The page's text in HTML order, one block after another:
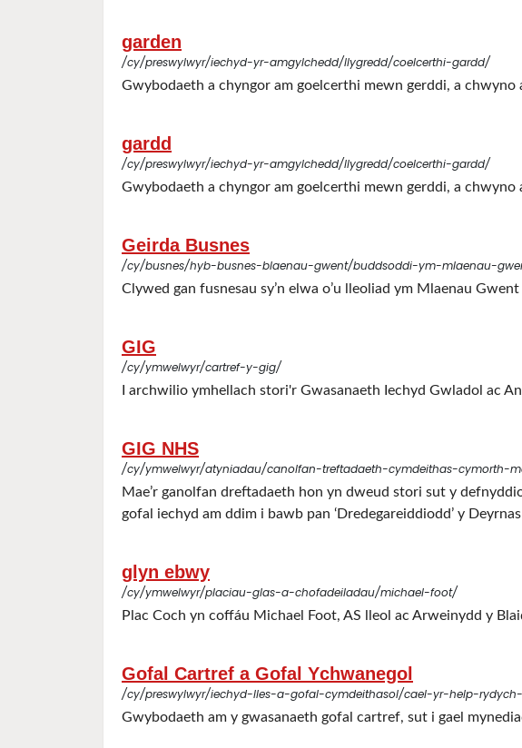
garden
/cy/preswylwyr/iechyd-yr-amgylchedd/llygredd/coelcerthi-gardd/
Gwybodaeth a chyngor am goelcerthi mewn gerddi, a chwyno
gardd
/cy/preswylwyr/iechyd-yr-amgylchedd/llygredd/coelcerthi-gardd/
Gwybodaeth a chyngor am goelcerthi mewn gerddi, a chwyno
Geirda Busnes
/cy/busnes/hyb-busnes-blaenau-gwent/buddsoddi-ym-mlaenau-
Clywed gan fusnesau sy’n elwa o’u lleoliad ym Mlaenau Gwent
GIG
/cy/ymwelwyr/cartref-y-gig/
I archwilio ymhellach stori'r Gwasanaeth Iechyd Gwladol ac
GIG NHS
/cy/ymwelwyr/atyniadau/canolfan-treftadaeth-cymdeithas-cymorth-
Mae’r ganolfan dreftadaeth hon yn dweud stori sut y
gofal iechyd am ddim i bawb pan ‘Dredegareiddiodd’ y
glyn ebwy
/cy/ymwelwyr/placiau-glas-a-chofadeiladau/michael-foot/
Plac Coch yn coffáu Michael Foot, AS lleol ac Arweinydd y
Gofal Cartref a Gofal Ychwanegol
/cy/preswylwyr/iechyd-lles-a-gofal-cymdeithasol/cael-yr-help-
Gwybodaeth am y gwasanaeth gofal cartref, sut i gael